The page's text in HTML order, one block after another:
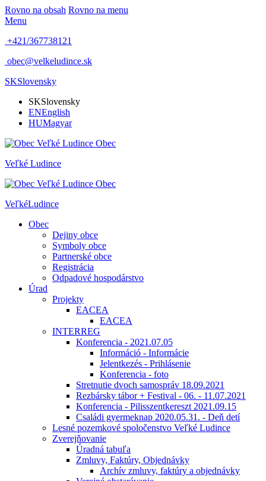
Rovno na obsah Rovno na menu
Menu
+421/367738121
obec@velkeludince.sk
SKSlovensky
SKSlovensky
ENEnglish
HUMagyar
Obec
Veľké Ludince
Obec
VeľkéLudince
Obec
Dejiny obce
Symboly obce
Partnerské obce
Registrácia
Odpadové hospodárstvo
Úrad
Projekty
EACEA
EACEA
INTERREG
Konferencia - 2021.07.05
Információ - Informácie
Jelentkezés - Prihlásenie
Konferencia - foto
Stretnutie dvoch samospráv 18.09.2021
Rezbársky tábor + Festival - 06. - 11.07.2021
Konferencia - Pilisszentkereszt 2021.09.15
Családi gyermeknap 2020.05.31. - Deň detí
Lesné pozemkové spoločenstvo Veľké Ludince
Zverejňovanie
Úradná tabuľa
Zmluvy, Faktúry, Objednávky
Archív zmluvy, faktúry a objednávky